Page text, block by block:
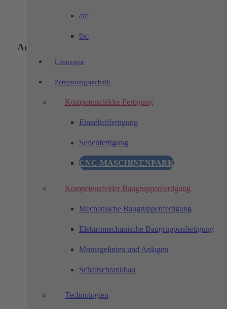
arc
tbc
Lösungen
Zerspanungstechnik
Kompetenzfelder Fertigung
Einzelteilfertigung
Serienfertigung
CNC-MASCHINENPARK
Kompetenzfelder Baugruppenfertigung
Mechanische Baugruppenfertigung
Elektromechanische Baugruppenfertigung
Montagelinien und Anlagen
Schaltschrankbau
Technologien
Auszug Anwendungsbereiche:
Computer-Peripheriegeräte
Komponenten regenerativer Energien
Montage von Solarpanel
Komponenten: Regenerative